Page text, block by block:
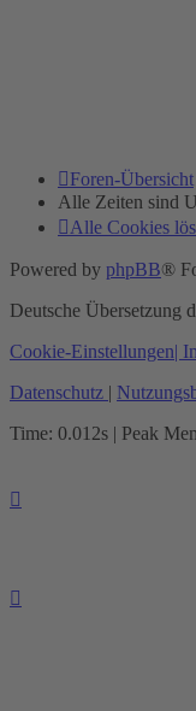
Foren-Übersicht
Alle Zeiten sind
Alle Cookies
Powered by phpBB®
Deutsche Übersetzung
Cookie-Einstellungen|
Datenschutz |
Time: 0.012s | Peak